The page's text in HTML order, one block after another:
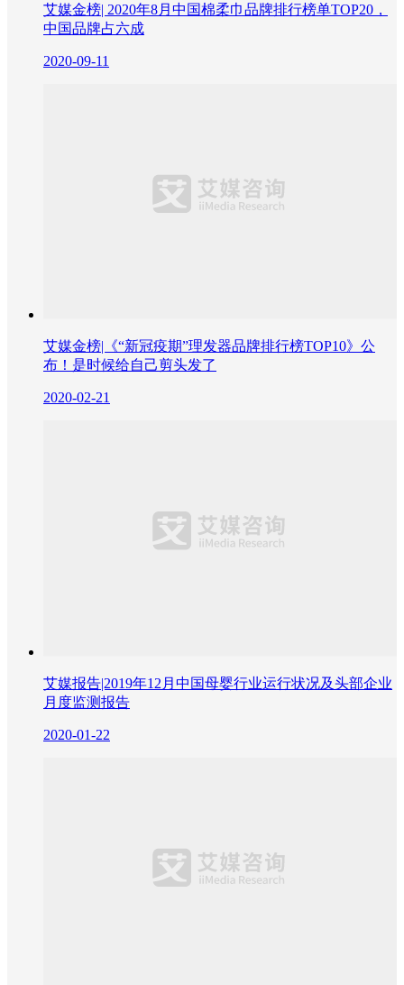
艾媒金榜| 2020年8月中国棉柔巾品牌排行榜单TOP20，
中国品牌占六成
2020-09-11
艾媒金榜|《“新冠疫期”理发器品牌排行榜TOP10》公
布！是时候给自己剪头发了
2020-02-21
艾媒报告|2019年12月中国母婴行业运行状况及头部企业
月度监测报告
2020-01-22